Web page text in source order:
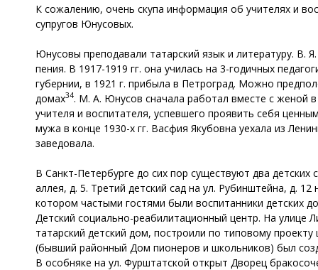
К сожалению, очень скупа информация об учителях и
супругов Юнусовых.
Юнусовы преподавали татарский язык и литературу. В.
пения. В 1917-1919 гг. она училась на 3-годичных
губернии, в 1921 г. прибыла в Петроград. Можно
домах34. М. А. Юнусов сначала работал вместе с женой
учителя и воспитателя, успевшего проявить себя
мужа в конце 1930-х гг. Васфия Якубовна уехала из
заведовала.
В Санкт-Петербурге до сих пор существуют два
аллея, д. 5. Третий детский сад на ул. Рубинштейна, д.
котором частыми гостями были воспитанники детских
Детский социально-реабилитационный центр. На
татарский детский дом, построили по типовому
(бывший районный Дом пионеров и школьников) был
В особняке на ул. Фурштатской открыт Дворец